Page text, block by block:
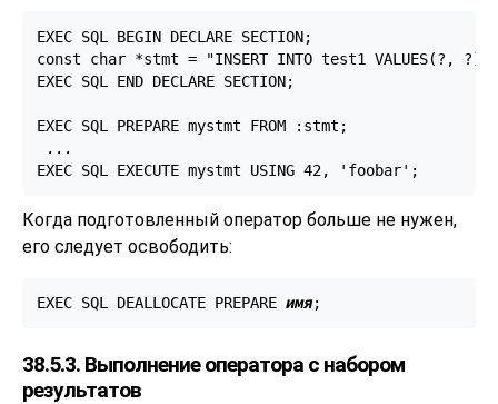
EXEC SQL BEGIN DECLARE SECTION;
const char *stmt = "INSERT INTO test1 VALUES(?,
EXEC SQL END DECLARE SECTION;
EXEC SQL PREPARE mystmt FROM :stmt;
...
EXEC SQL EXECUTE mystmt USING 42, 'foobar';
Когда подготовленный оператор больше не нужен,
его следует освободить:
EXEC SQL DEALLOCATE PREPARE имя;
38.5.3. Выполнение оператора с набором
результатов